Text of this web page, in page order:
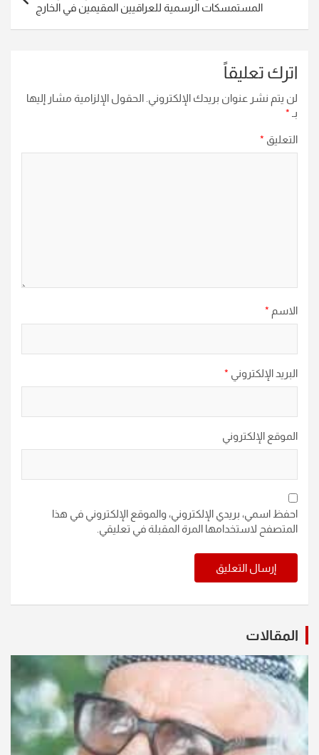
المستمسكات الرسمية للعراقيين المقيمين في الخارج
اترك تعليقاً
لن يتم نشر عنوان بريدك الإلكتروني. الحقول الإلزامية مشار إليها
بـ *
التعليق *
الاسم *
البريد الإلكتروني *
الموقع الإلكتروني
احفظ اسمي، بريدي الإلكتروني، والموقع الإلكتروني في هذا
المتصفح لاستخدامها المرة المقبلة في تعليقي.
المقالات